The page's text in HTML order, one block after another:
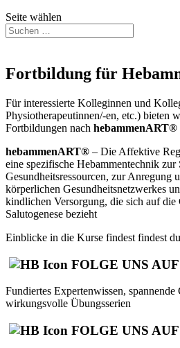
Seite wählen
Fortbildung für
Für interessierte Kolleginnen und
Physiotherapeutinnen/-en, etc.) bieten
Fortbildungen nach hebammenART®
hebammenART® – Die Affektive
eine spezifische Hebammentechnik zur
Gesundheitsressourcen, zur Anregung
körperlichen Gesundheitsnetzwerkes
kindlichen Versorgung, die sich auf
Salutogenese bezieht
Einblicke in die Kurse findest findest
FOLGE UNS
Fundiertes Expertenwissen, spannende
wirkungsvolle Übungsserien
FOLGE UNS